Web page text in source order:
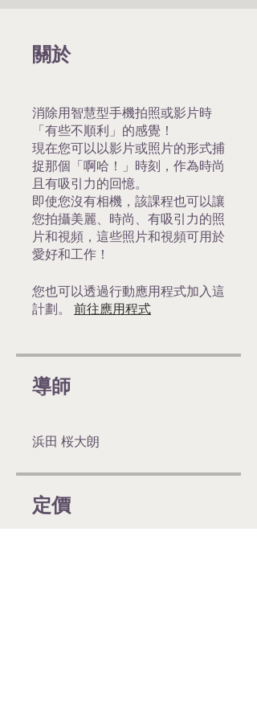
關於
消除用智慧型手機拍照或影片時
「有些不順利」的感覺！
現在您可以以影片或照片的形式捕
捉那個「啊哈！」時刻，作為時尚
且有吸引力的回憶。
即使您沒有相機，該課程也可以讓
您拍攝美麗、時尚、有吸引力的照
片和視頻，這些照片和視頻可用於
愛好和工作！
您也可以透過行動應用程式加入這
計劃。
前往應用程式
導師
浜田 桜大朗
定價